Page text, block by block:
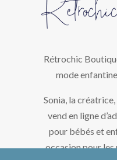
Rétrochic
mode
Sonia, la
vend en ligne
pour bébés et
occasion pour les